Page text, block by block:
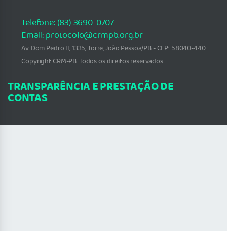
Telefone: (83) 3690-0707
Email: protocolo@crmpb.org.br
Av. Dom Pedro II, 1335, Torre, João Pessoa/PB - CEP: 58040-440
Copyright CRM-PB. Todos os direitos reservados.
TRANSPARÊNCIA E PRESTAÇÃO DE
CONTAS